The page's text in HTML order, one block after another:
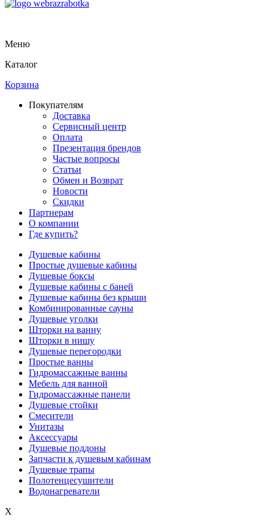
Меню
Каталог
Корзина
Покупателям
Доставка
Сервисный центр
Оплата
Презентация брендов
Частые вопросы
Статьи
Обмен и Возврат
Новости
Скидки
Партнерам
О компании
Где купить?
Душевые кабины
Простые душевые кабины
Душевые боксы
Душевые кабины с баней
Душевые кабины без крыши
Комбинированные сауны
Душевые уголки
Шторки на ванну
Шторки в нишу
Душевые перегородки
Простые ванны
Гидромассажные ванны
Мебель для ванной
Гидромассажные панели
Душевые стойки
Смесители
Унитазы
Аксессуары
Душевые поддоны
Запчасти к душевым кабинам
Душевые трапы
Полотенцесушители
Водонагреватели
X